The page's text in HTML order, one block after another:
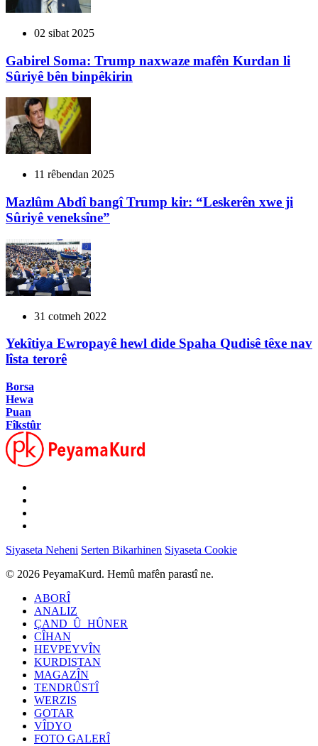
02 sibat 2025
Gabirel Soma: Trump naxwaze mafên Kurdan li
Sûriyê bên binpêkirin
11 rêbendan 2025
Mazlûm Abdî bangî Trump kir: “Leskerên xwe ji
Sûriyê veneksîne”
31 cotmeh 2022
Yekîtiya Ewropayê hewl dide Spaha Qudisê têxe nav
lîsta terorê
Borsa
Hewa
Puan
Fîkstûr
Siyaseta Neheni Serten Bikarhinen Siyaseta Cookie
© 2026 PeyamaKurd. Hemû mafên parastî ne.
ABORÎ
ANALIZ
ÇAND_Û_HÛNER
CÎHAN
HEVPEYVÎN
KURDISTAN
MAGAZÎN
TENDRÛSTÎ
WERZIS
GOTAR
VÎDYO
FOTO GALERÎ